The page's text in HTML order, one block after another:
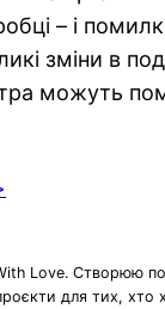
– і
зміни в
можуть
Love. Створюю
для тих, хто